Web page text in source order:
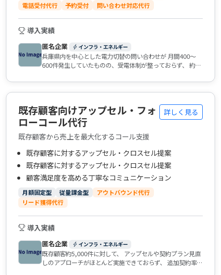
電話受付代行
予約受付 問い合わせ対応代行
導入実績
匿名企業 インフラ・エネルギー
兵庫県内を中心とした電力切替の問い合わせが 月間400〜
600件発生していたものの、受電体制が整っておらず、 約
ーターごとの対応品質にばらつきがあり、 申込率が18％前
後と伸び悩んでいる状況でした。 さらに、引越しシーズン
1,000件/月）まで増加し、 対応遅延や機会損失が課題とな
っていました。
既存顧客向けアップセル・フォ
ローコール代行
既存顧客から売上を最大化するコール支援
詳しく見る
既存顧客に対するアップセル・クロスセル提案
既存顧客に対するアップセル・クロスセル提案
顧客満足度を高める丁寧なコミュニケーション
月額固定型 従量課金型
アウトバウンド代行
リード獲得代行
導入実績
匿名企業 インフラ・エネルギー
既存顧客約5,000件に対して、 アップセルや契約プラン見直
しのアプローチがほとんど実施できておらず、 追加契約率が